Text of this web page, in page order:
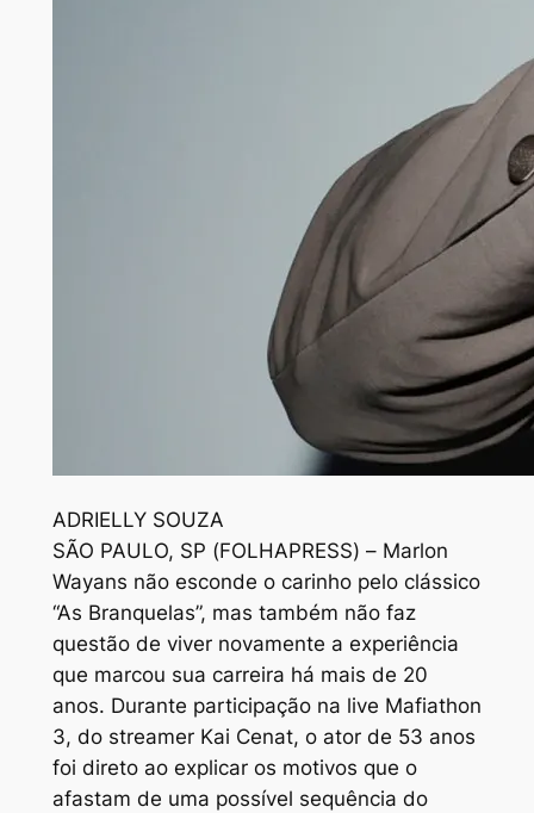
ADRIELLY SOUZA
SÃO PAULO, SP (FOLHAPRESS) – Marlon
Wayans não esconde o carinho pelo clássico
“As Branquelas”, mas também não faz
questão de viver novamente a experiência
que marcou sua carreira há mais de 20
anos. Durante participação na live Mafiathon
3, do streamer Kai Cenat, o ator de 53 anos
foi direto ao explicar os motivos que o
afastam de uma possível sequência do